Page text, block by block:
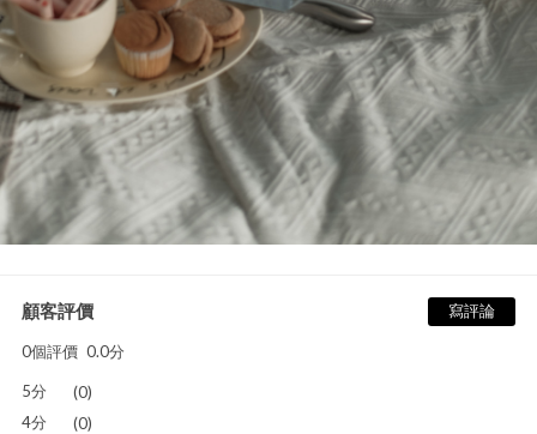
顧客評價
0個評價 0.0分
寫評論
5分
(0)
4分
(0)